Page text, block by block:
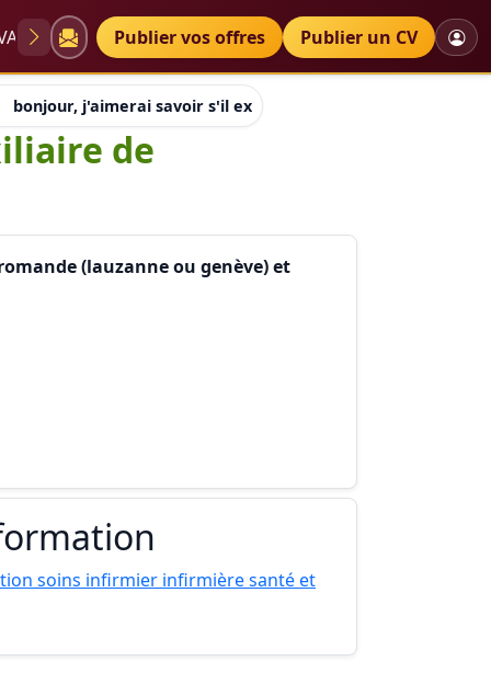
Diplômes Petites annonces
Publier vos offres Publier un CV
bonjour, j'aimerai savoir s'il exite une école d'auxiliaire de
de
(lauzanne ou genève) et
soins infirmier infirmière santé et